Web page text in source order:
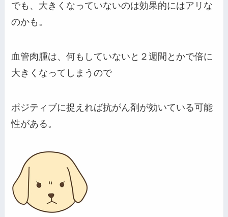
でも、大きくなっていないのは効果的にはアリな
のかも。
血管肉腫は、何もしていないと２週間とかで倍に
大きくなってしまうので
ポジティブに捉えれば抗がん剤が効いている可能
性がある。